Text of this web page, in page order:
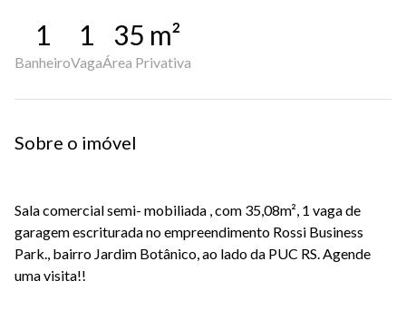
1
Banheiro
1
Vaga
35 m²
Área Privativa
Sobre o imóvel
Sala comercial semi- mobiliada , com 35,08m², 1 vaga de
garagem escriturada no empreendimento Rossi Business
Park., bairro Jardim Botânico, ao lado da PUC RS. Agende
uma visita!!